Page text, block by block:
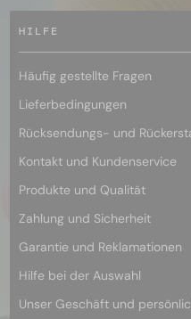
HILFE
Häufig gestellte Fragen
Lieferbedingungen
Rücksendungs- und
Kontakt und Kundenservice
Produkte und Qualität
Zahlung und Sicherheit
Garantie und Reklamationen
Hilfe bei der Auswahl
Unser Geschäft und